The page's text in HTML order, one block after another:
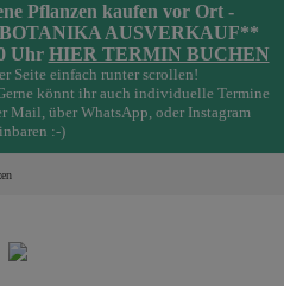
Pflanzen kaufen vor Ort -
AUSVERKAUF**
Uhr HIER TERMIN BUCHEN
Seite einfach runter scrollen!
könnt ihr auch individuelle Termine
Mail, über WhatsApp, oder Instagram
:-)